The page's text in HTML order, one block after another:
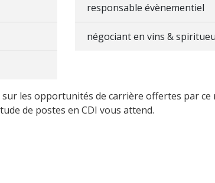
responsable évènementiel
négociant en vins &
les opportunités de carrière offertes par ce
de postes en CDI vous attend.